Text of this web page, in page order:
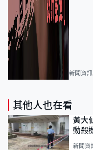
新聞資訊
其他人也在看
黃大
動殺
新聞資